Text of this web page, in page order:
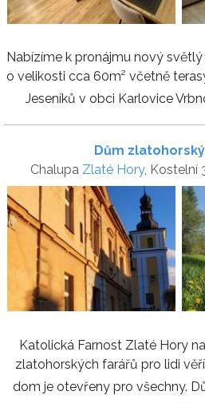
Nabízíme k pronájmu nový
o velikosti cca 60m² včetně
Jeseníků v obci Karlovice
Dům
Chalupa Zlaté Hory, Kostelní
Katolická Farnost Zlaté Hory
zlatohorských farářů pro lidi
dom je otevřeny pro všechny.